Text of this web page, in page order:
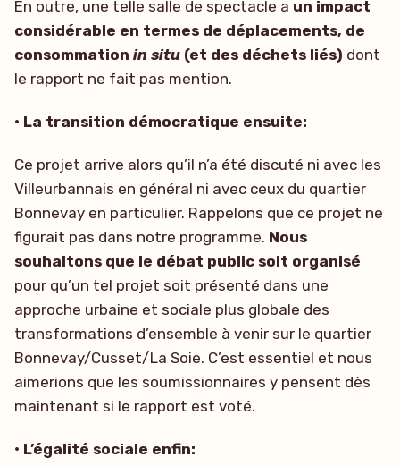
En outre, une telle salle de spectacle a un impact
considérable en termes de déplacements, de
consommation in situ (et des déchets liés) dont
le rapport ne fait pas mention.
• La transition démocratique ensuite:
Ce projet arrive alors qu’il n’a été discuté ni avec les
Villeurbannais en général ni avec ceux du quartier
Bonnevay en particulier. Rappelons que ce projet ne
figurait pas dans notre programme. Nous
souhaitons que le débat public soit organisé
pour qu’un tel projet soit présenté dans une
approche urbaine et sociale plus globale des
transformations d’ensemble à venir sur le quartier
Bonnevay/Cusset/La Soie. C’est essentiel et nous
aimerions que les soumissionnaires y pensent dès
maintenant si le rapport est voté.
• L’égalité sociale enfin: